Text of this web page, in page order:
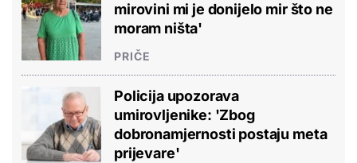
mirovini mi je donijelo mir što ne
moram ništa'
PRIČE
Policija upozorava
umirovljenike: 'Zbog
dobronamjernosti postaju meta
prijevare'